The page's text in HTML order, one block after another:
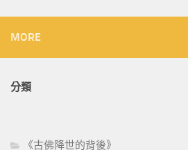
MORE
分類
《古佛降世的背後》